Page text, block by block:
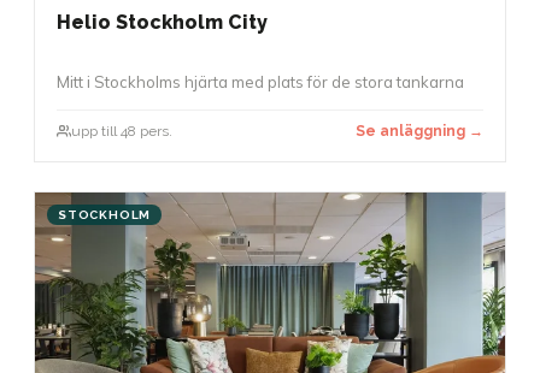
Helio Stockholm City
Mitt i Stockholms hjärta med plats för de stora tankarna
upp till 48 pers. Se anläggning →
STOCKHOLM